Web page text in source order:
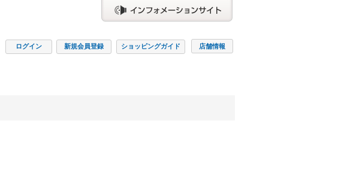
ログイン 新規会員登録 ショッピングガイド 店舗情報